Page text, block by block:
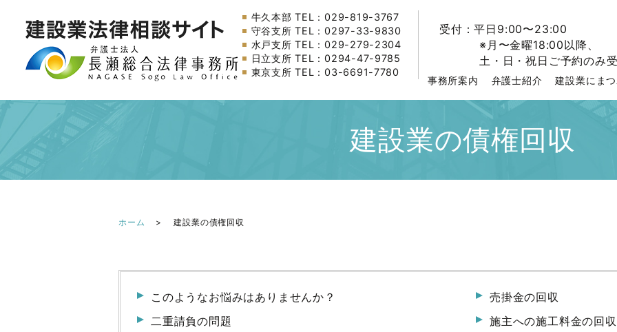
事務所案内 弁護士紹介 建設業にま
牛久本部 TEL：029-819-3767
守谷支所 TEL：0297-33-9830
水戸支所 TEL：029-279-2304
日立支所 TEL：0294-47-9785
東京支所 TEL：03-6691-7780
受付：平日9:00〜23:00
※月〜金曜18:00以降、
土・日・祝日ご予約のみ
建設業の債権回収
ホーム 建設業の債権回収
このようなお悩みはありませんか？
売掛金の回収
二重請負の問題
施主への施工料金の回収